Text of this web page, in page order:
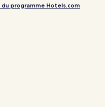
programme Hotels.com